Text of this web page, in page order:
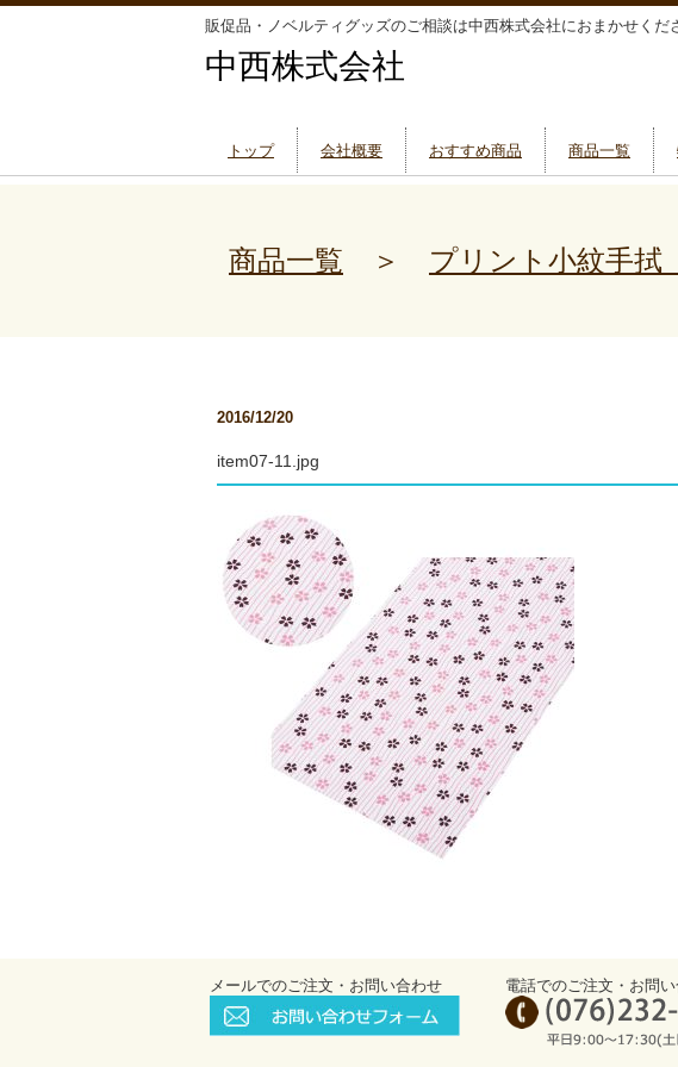
販促品・ノベルティグッズのご相談は中西株式会社におまかせくだ
中西株式会社
トップ 会社概要 おすすめ商品 商品一覧
商品一覧 ＞ プリント小紋手拭
2016/12/20
item07-11.jpg
メールでのご注文・お問い合わせ 電話でのご注文・お問